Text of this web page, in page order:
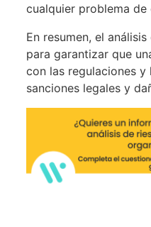
cualquier problema de
En resumen, el
para garantizar que
con las regulaciones
sanciones legales y